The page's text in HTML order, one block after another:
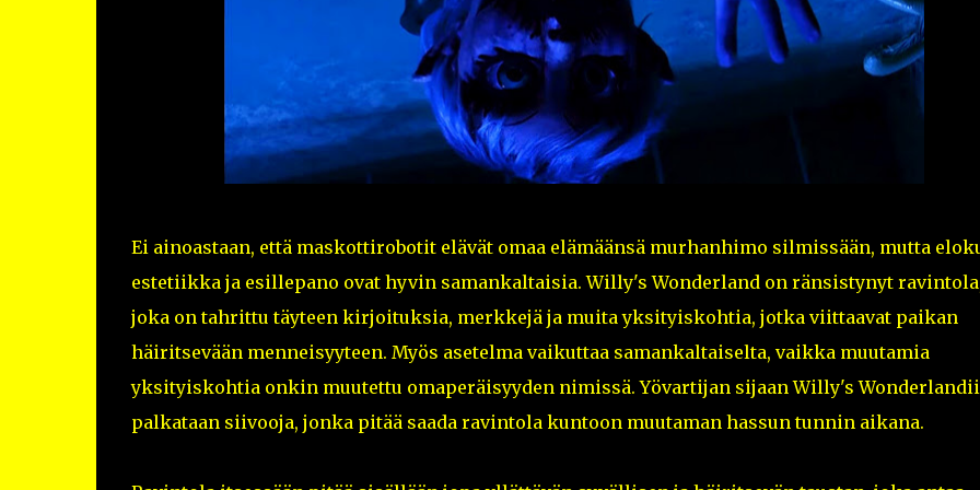
Ei ainoastaan, että maskottirobotit elävät omaa elämäänsä murhanhimo silmissään, mutta
estetiikka ja esillepano ovat hyvin samankaltaisia. Willy's Wonderland on ränsistynyt
joka on tahrittu täyteen kirjoituksia, merkkejä ja muita yksityiskohtia, jotka viittaavat paikan
häiritsevään menneisyyteen. Myös asetelma vaikuttaa samankaltaiselta, vaikka muutamia
yksityiskohtia onkin muutettu omaperäisyyden nimissä. Yövartijan sijaan Willy's
palkataan siivooja, jonka pitää saada ravintola kuntoon muutaman hassun tunnin aikana.